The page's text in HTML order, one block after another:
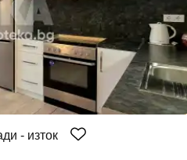
Вход
Имейл Адрес
- изток